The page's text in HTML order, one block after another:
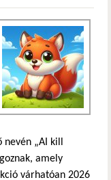
„AI kill
amely
várhatóan 2026